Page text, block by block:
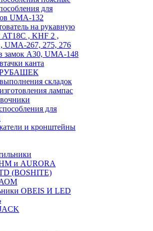
для
UMA-132
на рукавную
, KHF 2 ,
UMA-267, 275, 276
замок А30, UMA-148
канта
РУБАШЕК
складок
лампас
для
и кронштейны
и AURORA
(BOSHITE)
OBEIS И LED